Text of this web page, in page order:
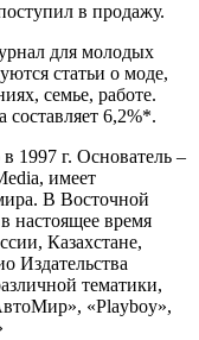
в продажу.
для молодых
статьи о моде,
семье, работе.
6,2%*.
1997 г. Основатель –
имеет
В Восточной
настоящее время
Казахстане,
Издательства
тематики,
«Playboy»,